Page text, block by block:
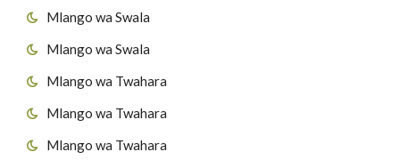
Mlango wa Swala
Mlango wa Swala
Mlango wa Twahara
Mlango wa Twahara
Mlango wa Twahara